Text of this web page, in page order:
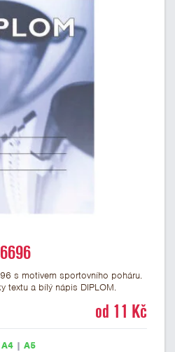
s motivem sportovního poháru.
textu a bílý nápis DIPLOM.
pro většinu soutěží, ke kterým by
od 11 Kč
A4| A5